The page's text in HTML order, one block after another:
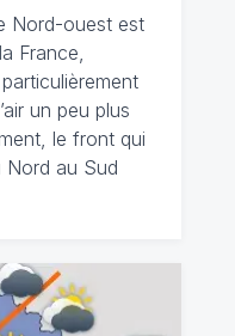
Nord-ouest est
France,
un peu plus
le front qui
Nord au Sud